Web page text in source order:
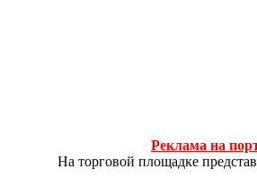
Реклама на
На торговой площадке